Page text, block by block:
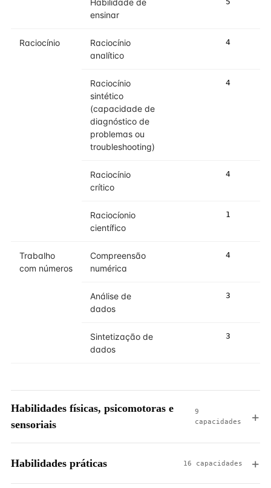
Habilidade de
ensinar
Raciocínio
Raciocínio
analítico
4
Raciocínio
sintético
(capacidade de
diagnóstico de
problemas ou
troubleshooting)
4
Raciocínio
crítico
4
Raciocíonio
científico
1
Trabalho
com números
Compreensão
numérica
4
Análise de
dados
3
Sintetização de
dados
3
Habilidades físicas, psicomotoras e
sensoriais
9
capacidades
Habilidades práticas 16 capacidades